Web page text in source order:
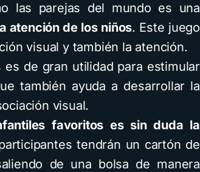
las parejas del mundo es una
atención de los niños. Este juego
visual y también la atención.
de gran utilidad para estimular
también ayuda a desarrollar la
visual.
favoritos es sin duda la
tendrán un cartón de
de una bolsa de manera